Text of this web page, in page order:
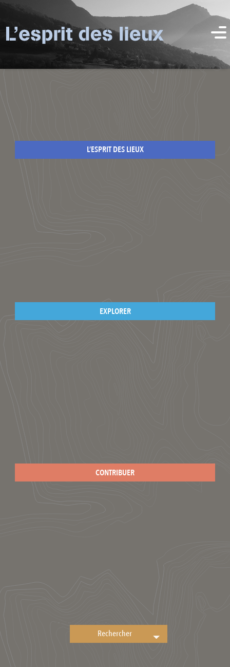
L’ESPRIT DES LIEUX
EXPLORER
CONTRIBUER